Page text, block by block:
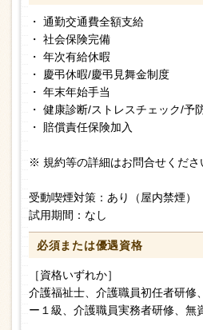
・ 通勤交通費全額支給
・ 社会保険完備
・ 年次有給休暇
・ 慶弔休暇/慶弔見舞金制度
・ 年末年始手当
・ 健康診断/ストレスチェック/予
・ 賠償責任保険加入
※ 規約等の詳細はお問合せくださ
受動喫煙対策：あり（屋内禁煙）
試用期間：なし
必須または優遇資格
［資格いずれか］
介護福祉士、介護職員初任者研修
ー１級、介護職員実務者研修、無